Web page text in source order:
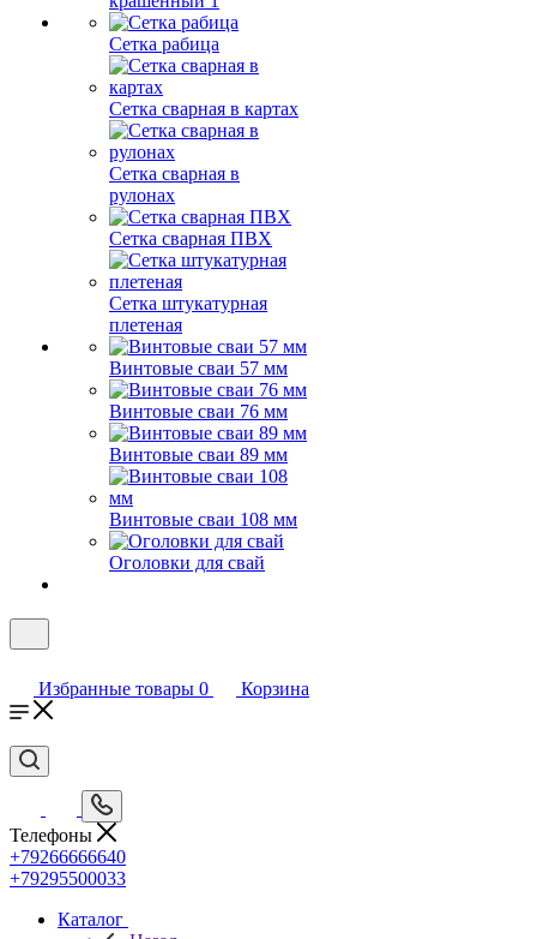
Сетка рабица
Сетка сварная в картах
Сетка сварная в
рулонах
Сетка сварная ПВХ
Сетка штукатурная
плетеная
Винтовые сваи 57 мм
Винтовые сваи 76 мм
Винтовые сваи 89 мм
Винтовые сваи 108 мм
Оголовки для свай
Избранные товары 0 Корзина
Телефоны
+79266666640
+79295500033
Каталог